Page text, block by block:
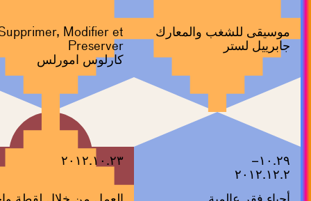
موسيقى للشغب والمعارك
جابرييل لستر
Modifier et
Preserver
كارلوس امورلس
١٠.٢٩–
٢٠١٢.١٢.٢
٢٠١٢.١٠.٢٣